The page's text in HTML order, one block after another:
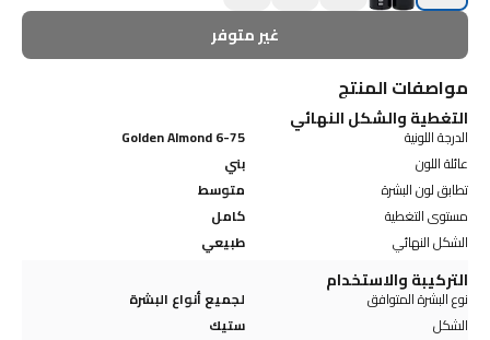
غير متوفر
مواصفات المنتج
التغطية والشكل النهائي
الدرجة اللونية
6-75 Golden Almond
عائلة اللون
بني
تطابق لون البشرة
متوسط
مستوى التغطية
كامل
الشكل النهائي
طبيعي
التركيبة والاستخدام
نوع البشرة المتوافق
لجميع أنواع البشرة
الشكل
ستيك